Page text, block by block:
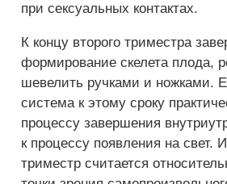
при сексуальных контактах.
К концу второго триместра
формирование скелета плода,
шевелить ручками и ножками.
система к этому сроку
процессу завершения
к процессу появления на свет.
триместр считается